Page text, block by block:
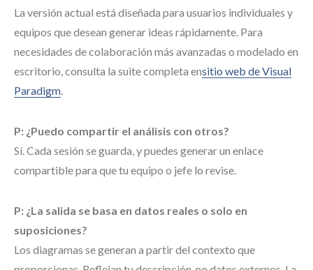
La versión actual está diseñada para usuarios individuales y
equipos que desean generar ideas rápidamente. Para
necesidades de colaboración más avanzadas o modelado en
escritorio, consulta la suite completa ensitio web de Visual
Paradigm.
P: ¿Puedo compartir el análisis con otros?
Sí. Cada sesión se guarda, y puedes generar un enlace
compartible para que tu equipo o jefe lo revise.
P: ¿La salida se basa en datos reales o solo en
suposiciones?
Los diagramas se generan a partir del contexto que